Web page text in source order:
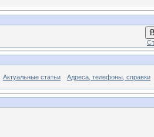
Актуальные статьи Адреса, телефоны, справки